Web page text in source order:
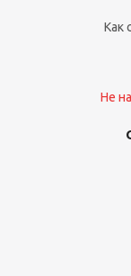
Как
Не